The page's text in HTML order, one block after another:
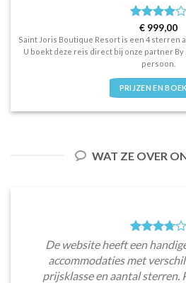
Waardering
4uit 5
€ 999,00
Saint Joris Boutique Resort is een 4 sterren
U boekt deze reis direct bij onze partner By
persoon.
PRIJZEN EN
WAT ZE OVER
De website heeft een
accommodaties met
prijsklasse en aantal sterren.